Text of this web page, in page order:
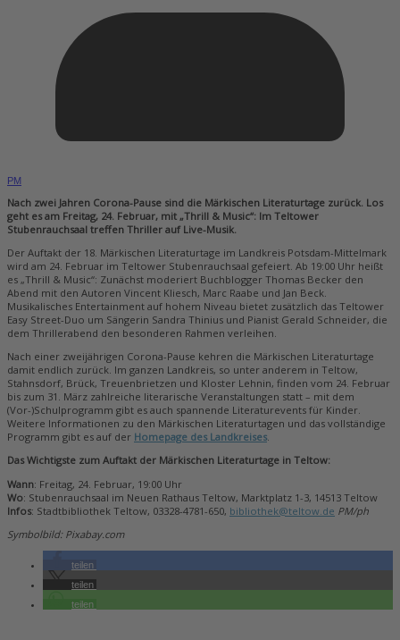
PM
Nach zwei Jahren Corona-Pause sind die Märkischen Literaturtage zurück. Los
geht es am Freitag, 24. Februar, mit „Thrill & Music“: Im Teltower
Stubenrauchsaal treffen Thriller auf Live-Musik.
Der Auftakt der 18. Märkischen Literaturtage im Landkreis Potsdam-Mittelmark
wird am 24. Februar im Teltower Stubenrauchsaal gefeiert. Ab 19:00 Uhr heißt
es „Thrill & Music“: Zunächst moderiert Buchblogger Thomas Becker den
Abend mit den Autoren Vincent Kliesch, Marc Raabe und Jan Beck.
Musikalisches Entertainment auf hohem Niveau bietet zusätzlich das Teltower
Easy Street-Duo um Sängerin Sandra Thinius und Pianist Gerald Schneider, die
dem Thrillerabend den besonderen Rahmen verleihen.
Nach einer zweijährigen Corona-Pause kehren die Märkischen Literaturtage
damit endlich zurück. Im ganzen Landkreis, so unter anderem in Teltow,
Stahnsdorf, Brück, Treuenbrietzen und Kloster Lehnin, finden vom 24. Februar
bis zum 31. März zahlreiche literarische Veranstaltungen statt – mit dem
(Vor-)Schulprogramm gibt es auch spannende Literaturevents für Kinder.
Weitere Informationen zu den Märkischen Literaturtagen und das vollständige
Programm gibt es auf der Homepage des Landkreises.
Das Wichtigste zum Auftakt der Märkischen Literaturtage in Teltow:
Wann: Freitag, 24. Februar, 19:00 Uhr
Wo: Stubenrauchsaal im Neuen Rathaus Teltow, Marktplatz 1-3, 14513 Teltow
Infos: Stadtbibliothek Teltow, 03328-4781-650, bibliothek@teltow.de PM/ph
Symbolbild: Pixabay.com
teilen
teilen
teilen